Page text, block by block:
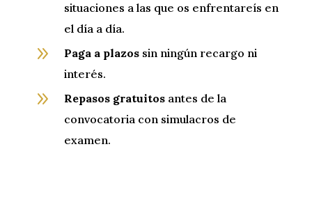
situaciones a las que os enfrentareís en
el día a día.
9 Paga a plazossin ningún recargo ni
interés.
9 Repasos gratuitosantes de la
convocatoria con simulacros de
examen.